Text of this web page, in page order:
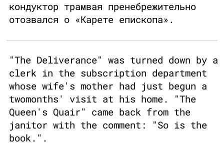
кондуктор трамвая пренебрежительно
отозвался о «Карете епископа».
"The Deliverance" was turned down by a
clerk in the subscription department
whose wife's mother had just begun a
twomonths' visit at his home. "The
Queen's Quair" came back from the
janitor with the comment: "So is the
book.".